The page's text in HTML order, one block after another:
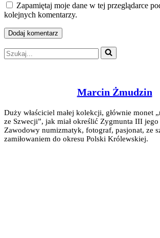
Zapamiętaj moje dane w tej przeglądarce
kolejnych komentarzy.
Szukaj...
Marcin Żmudzin
Duży właściciel małej kolekcji, głównie monet
ze Szwecji”, jak miał określić Zygmunta III
Zawodowy numizmatyk, fotograf, pasjonat, ze
zamiłowaniem do okresu Polski Królewskiej.